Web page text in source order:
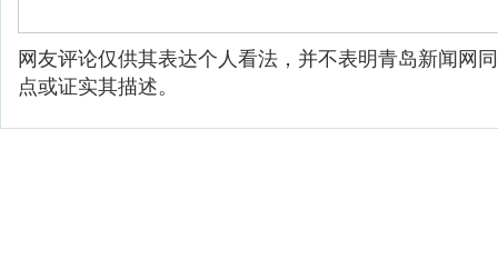
网友评论仅供其表达个人看法，并不表明青岛新闻网
点或证实其描述。